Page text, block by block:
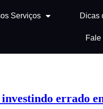
Serviços Dicas
Fale
errado